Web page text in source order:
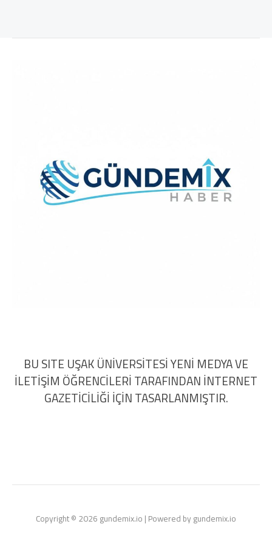
BU SITE UŞAK ÜNİVERSİTESİ YENİ MEDYA VE
İLETİŞİM ÖĞRENCİLERİ TARAFINDAN İNTERNET
GAZETİCİLİĞİ İÇİN TASARLANMIŞTIR.
Copyright © 2026 gundemix.io | Powered by gundemix.io